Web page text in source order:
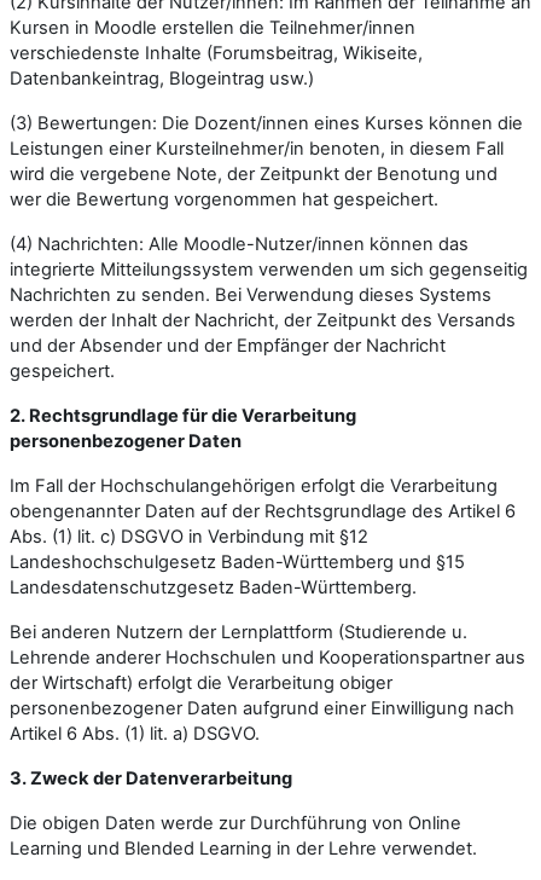
Kursen in Moodle erstellen die Teilnehmer/innen
verschiedenste Inhalte (Forumsbeitrag, Wikiseite,
Datenbankeintrag, Blogeintrag usw.)
(3) Bewertungen: Die Dozent/innen eines Kurses können die
Leistungen einer Kursteilnehmer/in benoten, in diesem Fall
wird die vergebene Note, der Zeitpunkt der Benotung und
wer die Bewertung vorgenommen hat gespeichert.
(4) Nachrichten: Alle Moodle-Nutzer/innen können das
integrierte Mitteilungs­system verwenden um sich gegenseitig
Nachrichten zu senden. Bei Verwendung dieses Systems
werden der Inhalt der Nachricht, der Zeitpunkt des Versands
und der Absender und der Empfänger der Nachricht
gespeichert.
2. Rechtsgrundlage für die Verarbeitung
personenbezogener Daten
Im Fall der Hochschulangehörigen erfolgt die Verarbeitung
obengenannter Daten auf der Rechtsgrundlage des Artikel 6
Abs. (1) lit. c) DSGVO in Verbindung mit §12
Landeshochschulgesetz Baden-Württemberg und §15
Landesdatenschutzgesetz Baden-Württemberg.
Bei anderen Nutzern der Lernplattform (Studierende u.
Lehrende anderer Hochschulen und Kooperationspartner aus
der Wirtschaft) erfolgt die Verarbeitung obiger
personenbezogener Daten aufgrund einer Einwilligung nach
Artikel 6 Abs. (1) lit. a) DSGVO.
3. Zweck der Datenverarbeitung
Die obigen Daten werde zur Durchführung von Online
Learning und Blended Learning in der Lehre verwendet.